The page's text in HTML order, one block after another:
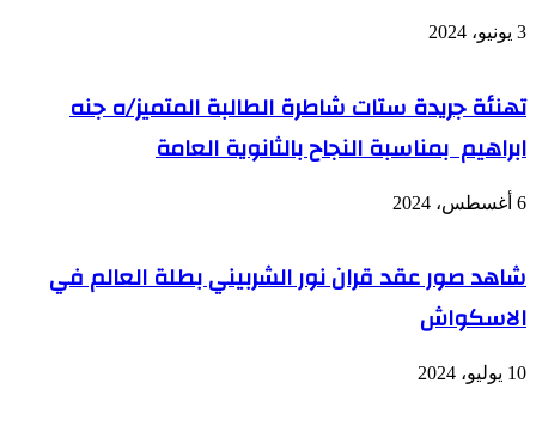
3 يونيو، 2024
تهنئة جريدة ستات شاطرة الطالبة المتميز/ه جنه
ابراهيم بمناسبة النجاح بالثانوية العامة
6 أغسطس، 2024
شاهد صور عقد قران نور الشربيني بطلة العالم في
الاسكواش
10 يوليو، 2024